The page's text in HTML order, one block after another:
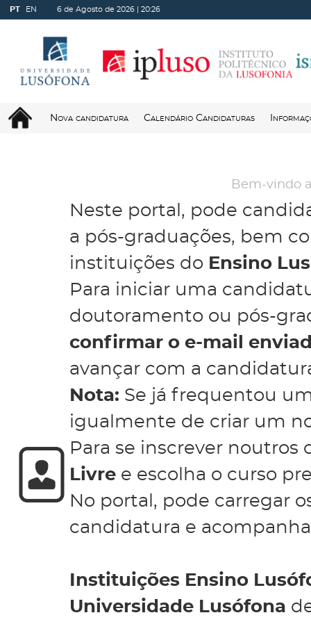
PT EN 6 de Agosto de 2026 | 20:26
Nova candidatura Calendário Candidaturas
Bem-vindo
Neste portal, pode
a pós-graduações, bem
instituições do Ensino
Para iniciar uma
doutoramento ou pós-
confirmar o e-mail
avançar com a
Nota: Se já frequentou
igualmente de criar um
Para se inscrever noutros
Livre e escolha o curso
No portal, pode carregar
candidatura e
Instituições Ensino
Universidade Lusófona